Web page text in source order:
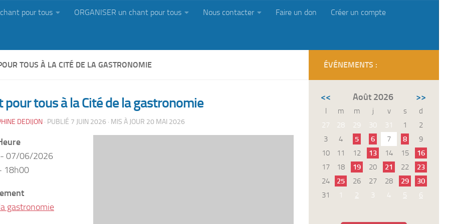
pour tous ORGANISER un chant pour tous Nous contacter Faire un don Créer un compte
TOUS À LA CITÉ DE LA GASTRONOMIE
pour tous à la Cité de la gastronomie
DEDIJON · PUBLIÉ 7 JUIN 2026 · MIS À JOUR 20 MAI 2026
- 07/06/2026
18h00
gastronomie
ÉVÉNEMENTS :
<< Août 2026 >>
l m m j v s
d
27
28 29 30 31 1
2
3
4 5 6 7 8
9
10
11 12 13 14 15
16
17
18 19 20 21 22
23
24
25 26 27 28 29
30
31
1 2 3 4 5 6